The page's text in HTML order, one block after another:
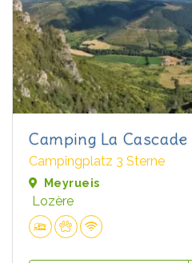
Camping La Cascade
Campingplatz 3 Sterne
Meyrueis
Lozère